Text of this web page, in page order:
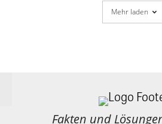
Mehr laden
Fakten und